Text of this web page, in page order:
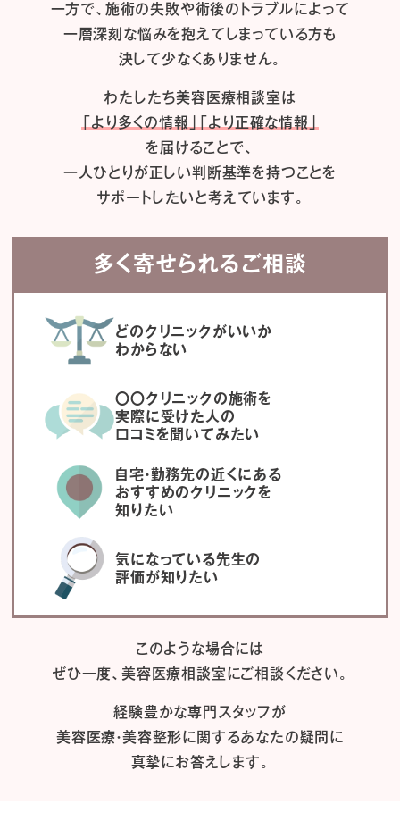
一方で、施術の失敗や術後のトラブルによって
一層深刻な悩みを抱えてしまっている方も
決して少なくありません。
わたしたち美容医療相談室は
「より多くの情報」「より正確な情報」
を届けることで、
一人ひとりが正しい判断基準を持つことを
サポートしたいと考えています。
多く寄せられるご相談
どのクリニックがいいか
わからない
〇〇クリニックの施術を
実際に受けた人の
口コミを聞いてみたい
自宅・勤務先の近くにある
おすすめのクリニックを
知りたい
気になっている先生の
評価が知りたい
このような場合には
ぜひ一度、美容医療相談室にご相談ください。
経験豊かな専門スタッフが
美容医療・美容整形に関するあなたの疑問に
真摯にお答えします。